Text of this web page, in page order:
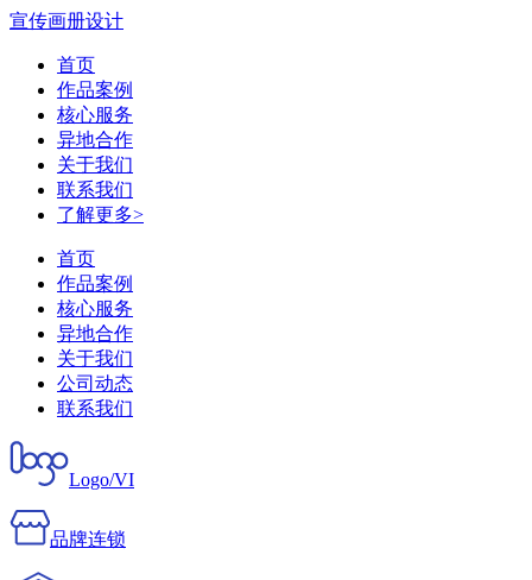
宣传画册设计
首页
作品案例
核心服务
异地合作
关于我们
联系我们
了解更多>
首页
作品案例
核心服务
异地合作
关于我们
公司动态
联系我们
Logo/VI
品牌连锁